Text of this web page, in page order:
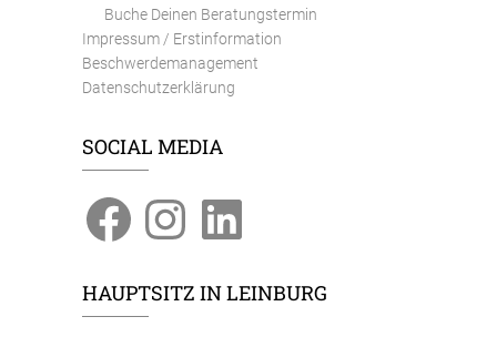
Buche Deinen Beratungstermin
Impressum / Erstinformation
Beschwerdemanagement
Datenschutzerklärung
SOCIAL MEDIA
FacebookInstagramLinkedIn
HAUPTSITZ IN LEINBURG